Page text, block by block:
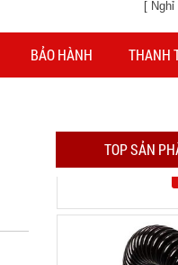
[
BẢO HÀNH THANH
TOP SẢN